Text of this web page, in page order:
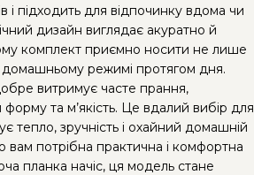
і підходить для відпочинку вдома чи
дизайн виглядає акуратно й
комплект приємно носити не лише
домашньому режимі протягом дня.
витримує часте прання,
форму та м’якість. Це вдалий вибір для
тепло, зручність і охайний домашній
вам потрібна практична і комфортна
планка начіс, ця модель стане